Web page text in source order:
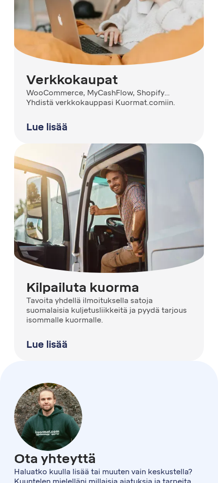
Verkkokaupat
WooCommerce, MyCashFlow, Shopify…
Yhdistä verkkokauppasi Kuormat.comiin.
Lue lisää
Kilpailuta kuorma
Tavoita yhdellä ilmoituksella satoja
suomalaisia kuljetusliikkeitä ja pyydä tarjous
isommalle kuormalle.
Lue lisää
Ota yhteyttä
Haluatko kuulla lisää tai muuten vain keskustella?